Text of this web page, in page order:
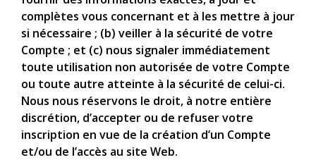
complètes vous concernant et à les mettre à jour
si nécessaire ; (b) veiller à la sécurité de votre
Compte ; et (c) nous signaler immédiatement
toute utilisation non autorisée de votre Compte
ou toute autre atteinte à la sécurité de celui-ci.
Nous nous réservons le droit, à notre entière
discrétion, d’accepter ou de refuser votre
inscription en vue de la création d’un Compte
et/ou de l’accès au site Web.